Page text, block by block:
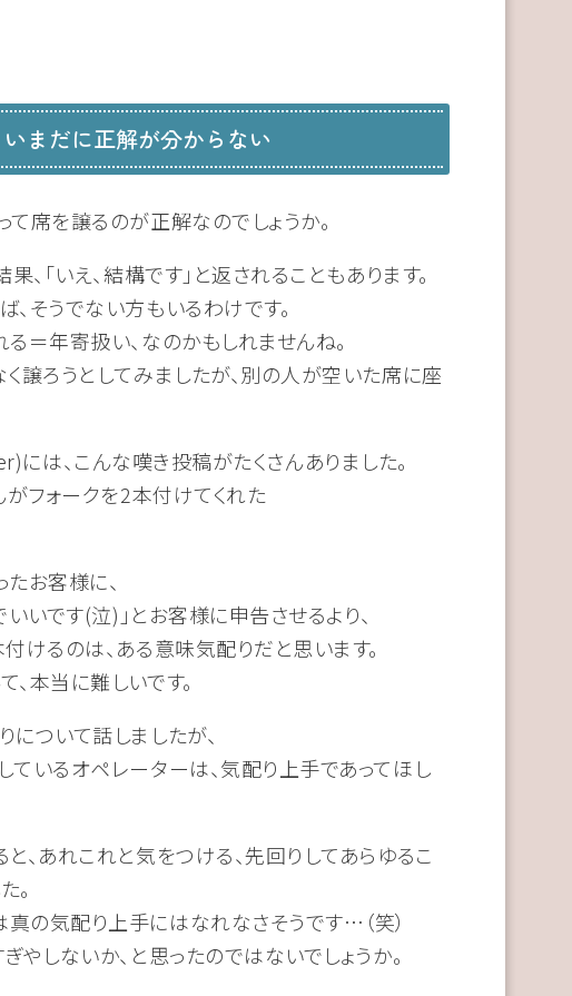
まだに正解が分からない
席を譲るのが正解なのでしょうか。
、「いえ、結構です」と返されることもあります。
そうでない方もいるわけです。
＝年寄扱い、なのかもしれませんね。
譲ろうとしてみましたが、別の人が空いた席に座
には、こんな嘆き投稿がたくさんありました。
がフォークを2本付けてくれた
お客様に、
いです(泣)」とお客様に申告させるより、
けるのは、ある意味気配りだと思います。
本当に難しいです。
ついて話しましたが、
ているオペレーターは、気配り上手であってほし
、あれこれと気をつける、先回りしてあらゆるこ
。
の気配り上手にはなれなさそうです…（笑）
やしないか、と思ったのではないでしょうか。